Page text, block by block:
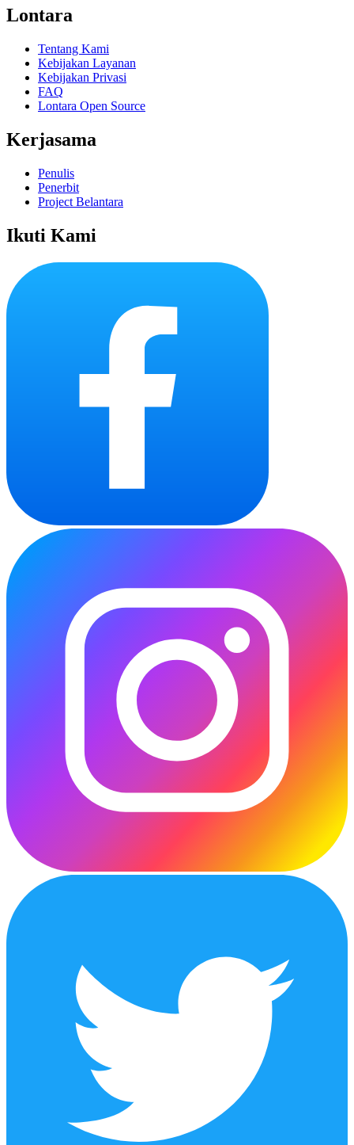
Lontara
Tentang Kami
Kebijakan Layanan
Kebijakan Privasi
FAQ
Lontara Open Source
Kerjasama
Penulis
Penerbit
Project Belantara
Ikuti Kami